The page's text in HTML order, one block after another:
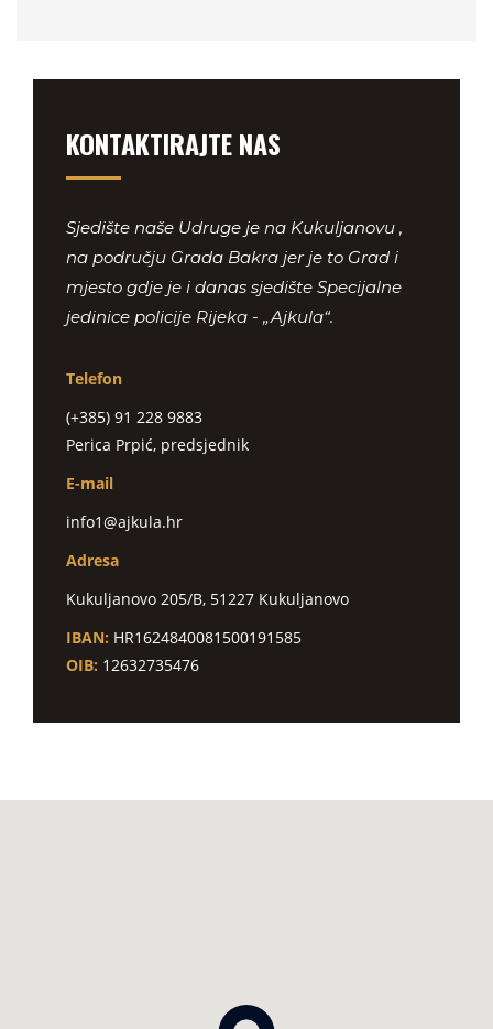
KONTAKTIRAJTE NAS
Sjedište naše Udruge je na Kukuljanovu ,
na području Grada Bakra jer je to Grad i
mjesto gdje je i danas sjedište Specijalne
jedinice policije Rijeka - „Ajkula“.
Telefon
(+385) 91 228 9883
Perica Prpić, predsjednik
E-mail
info1@ajkula.hr
Adresa
Kukuljanovo 205/B, 51227 Kukuljanovo
IBAN: HR1624840081500191585
OIB: 12632735476